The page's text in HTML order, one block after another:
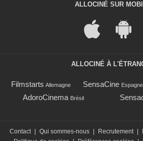
ALLOCINÉ SUR
ALLOCINÉ À
Filmstarts Allemagne SensaCine Espagne
AdoroCinema Brésil
Contact Qui sommes-nous Recrutement